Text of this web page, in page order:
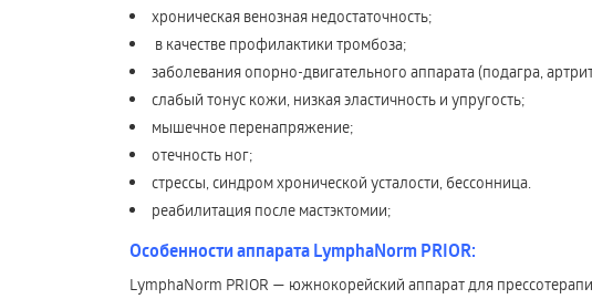
хроническая венозная недостаточность;
в качестве профилактики тромбоза;
заболевания опорно-двигательного аппарата (подагра,
слабый тонус кожи, низкая эластичность и упругость;
мышечное перенапряжение;
отечность ног;
стрессы, синдром хронической усталости, бессонница.
реабилитация после мастэктомии;
Особенности аппарата LymphaNorm PRIOR:
LymphaNorm PRIOR — южнокорейский аппарат для